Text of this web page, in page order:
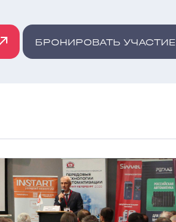
БРОНИРОВАТЬ УЧАСТИЕ